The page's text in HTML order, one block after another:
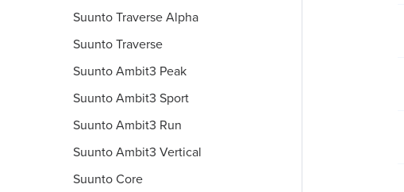
Suunto Traverse Alpha
Suunto Traverse
Suunto Ambit3 Peak
Suunto Ambit3 Sport
Suunto Ambit3 Run
Suunto Ambit3 Vertical
Suunto Core